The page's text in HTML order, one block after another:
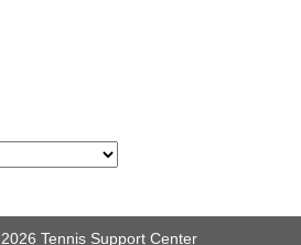
2026 Tennis Support Center